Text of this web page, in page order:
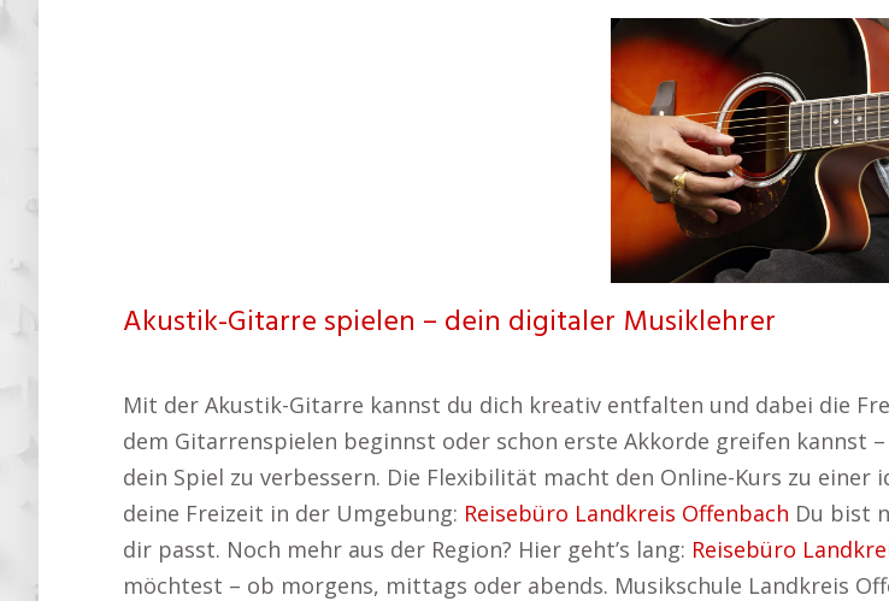
Akustik-Gitarre spielen – dein digitaler Musiklehrer
Mit der Akustik-Gitarre kannst du dich kreativ entfalten und dabei die
dem Gitarrenspielen beginnst oder schon erste Akkorde greifen
dein Spiel zu verbessern. Die Flexibilität macht den Online-Kurs zu
deine Freizeit in der Umgebung: Reisebüro Landkreis Offenbach Du bist
dir passt. Noch mehr aus der Region? Hier geht’s lang: Reisebüro
möchtest – ob morgens, mittags oder abends. Musikschule Landkreis